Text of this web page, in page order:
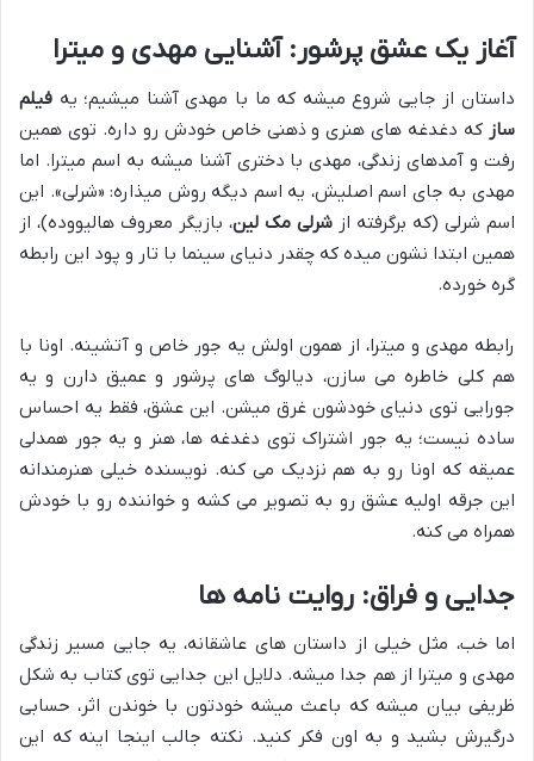
آغاز یک عشق پرشور: آشنایی مهدی و میترا
داستان از جایی شروع میشه که ما با مهدی آشنا میشیم؛ یه فیلم
ساز که دغدغه های هنری و ذهنی خاص خودش رو داره. توی همین
رفت و آمدهای زندگی، مهدی با دختری آشنا میشه به اسم میترا. اما
مهدی به جای اسم اصلیش، یه اسم دیگه روش میذاره: «شرلی». این
اسم شرلی (که برگرفته از شرلی مک لین، بازیگر معروف هالیووده)، از
همین ابتدا نشون میده که چقدر دنیای سینما با تار و پود این رابطه
گره خورده.
رابطه مهدی و میترا، از همون اولش یه جور خاص و آتشینه. اونا با
هم کلی خاطره می سازن، دیالوگ های پرشور و عمیق دارن و یه
جورایی توی دنیای خودشون غرق میشن. این عشق، فقط یه احساس
ساده نیست؛ یه جور اشتراک توی دغدغه ها، هنر و یه جور همدلی
عمیقه که اونا رو به هم نزدیک می کنه. نویسنده خیلی هنرمندانه
این جرقه اولیه عشق رو به تصویر می کشه و خواننده رو با خودش
همراه می کنه.
جدایی و فراق: روایت نامه ها
اما خب، مثل خیلی از داستان های عاشقانه، یه جایی مسیر زندگی
مهدی و میترا از هم جدا میشه. دلایل این جدایی توی کتاب به شکل
ظریفی بیان میشه که باعث میشه خودتون با خوندن اثر، حسابی
درگیرش بشید و به اون فکر کنید. نکته جالب اینجا اینه که این